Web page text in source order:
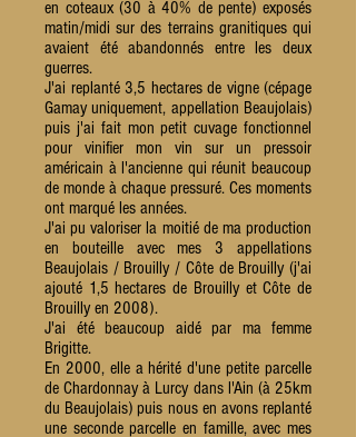
en coteaux (30 à 40% de pente) exposés
matin/midi sur des terrains granitiques qui
avaient été abandonnés entre les deux
guerres.
J'ai replanté 3,5 hectares de vigne (cépage
Gamay uniquement, appellation Beaujolais)
puis j'ai fait mon petit cuvage fonctionnel
pour vinifier mon vin sur un pressoir
américain à l'ancienne qui réunit beaucoup
de monde à chaque pressuré. Ces moments
ont marqué les années.
J'ai pu valoriser la moitié de ma production
en bouteille avec mes 3 appellations
Beaujolais / Brouilly / Côte de Brouilly (j'ai
ajouté 1,5 hectares de Brouilly et Côte de
Brouilly en 2008).
J'ai été beaucoup aidé par ma femme
Brigitte.
En 2000, elle a hérité d'une petite parcelle
de Chardonnay à Lurcy dans l'Ain (à 25km
du Beaujolais) puis nous en avons replanté
une seconde parcelle en famille, avec mes